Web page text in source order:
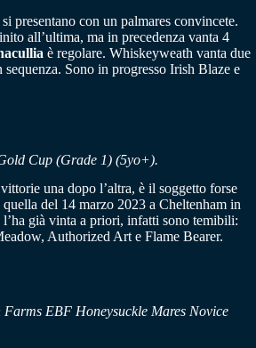
presentano con un palmares convincete.
all’ultima, ma in precedenza vanta 4
è regolare. Whiskeyweath vanta due
Sono in progresso Irish Blaze e
Cup (Grade 1) (5yo+).
una dopo l’altra, è il soggetto forse
del 14 marzo 2023 a Cheltenham in
già vinta a priori, infatti sono temibili:
Authorized Art e Flame Bearer.
EBF Honeysuckle Mares Novice